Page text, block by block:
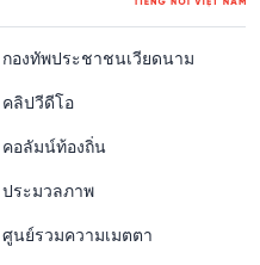
กองทัพประชาชนเวียดนาม
คลิปวีดีโอ
คอลัมน์ท้องถิ่น
ประมวลภาพ
ศูนย์รวมความเมตตา